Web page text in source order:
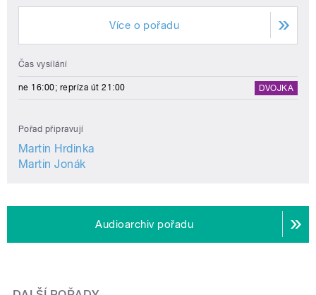
Více o pořadu
Čas vysílání
ne 16:00; repríza út 21:00 DVOJKA
Pořad připravují
Martin Hrdinka
Martin Jonák
Audioarchiv pořadu